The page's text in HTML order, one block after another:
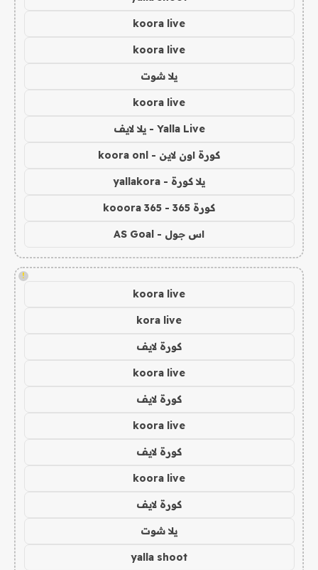
koora live
koora live
يلا شوت
koora live
Yalla Live - يلا لايف
كورة اون لاين - koora onl
يلا كورة - yallakora
كورة 365 - kooora 365
اس جول - AS Goal
!
koora live
kora live
كورة لايف
koora live
كورة لايف
koora live
كورة لايف
koora live
كورة لايف
يلا شوت
yalla shoot